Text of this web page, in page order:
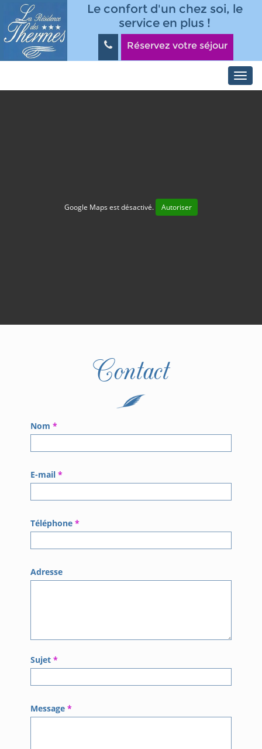
Aller au contenu principalLe confort d'un chez soi, le
service en plus !
Réservez votre séjour
Google Maps est désactivé. Autoriser
Contact
Nom*
E-mail*
Téléphone*
Adresse
Sujet*
Message*
Panneau de gestion des cookies